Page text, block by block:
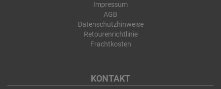
Impressum
AGB
Datenschutzhinweise
Retourenrichtlinie
Frachtkosten
KONTAKT